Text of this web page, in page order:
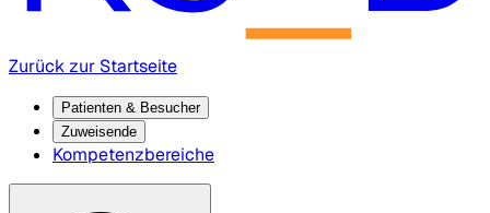
Zurück zur Startseite
Patienten & Besucher
Zuweisende
Kompetenzbereiche